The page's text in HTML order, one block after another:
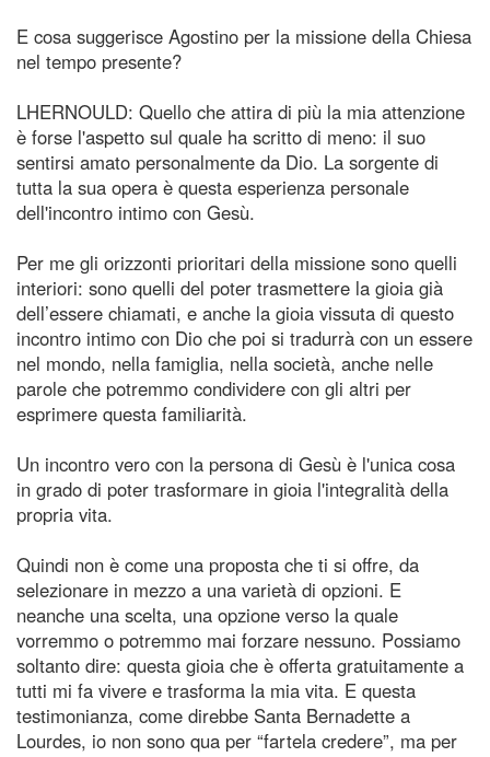
E cosa suggerisce Agostino per la missione della Chiesa
nel tempo presente?
LHERNOULD: Quello che attira di più la mia attenzione
è forse l'aspetto sul quale ha scritto di meno: il suo
sentirsi amato personalmente da Dio. La sorgente di
tutta la sua opera è questa esperienza personale
dell'incontro intimo con Gesù.
Per me gli orizzonti prioritari della missione sono quelli
interiori: sono quelli del poter trasmettere la gioia già
dell’essere chiamati, e anche la gioia vissuta di questo
incontro intimo con Dio che poi si tradurrà con un essere
nel mondo, nella famiglia, nella società, anche nelle
parole che potremmo condividere con gli altri per
esprimere questa familiarità.
Un incontro vero con la persona di Gesù è l'unica cosa
in grado di poter trasformare in gioia l'integralità della
propria vita.
Quindi non è come una proposta che ti si offre, da
selezionare in mezzo a una varietà di opzioni. E
neanche una scelta, una opzione verso la quale
vorremmo o potremmo mai forzare nessuno. Possiamo
soltanto dire: questa gioia che è offerta gratuitamente a
tutti mi fa vivere e trasforma la mia vita. E questa
testimonianza, come direbbe Santa Bernadette a
Lourdes, io non sono qua per “fartela credere”, ma per